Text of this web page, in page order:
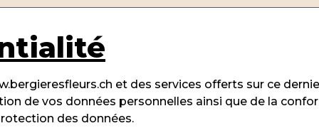
et des services offerts sur ce
de vos données personnelles ainsi que de la
des données.